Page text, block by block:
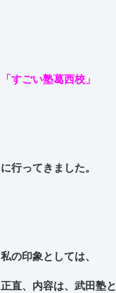
「すごい塾葛西校」
に行ってきました。
私の印象としては、
正直、内容は、武田塾と